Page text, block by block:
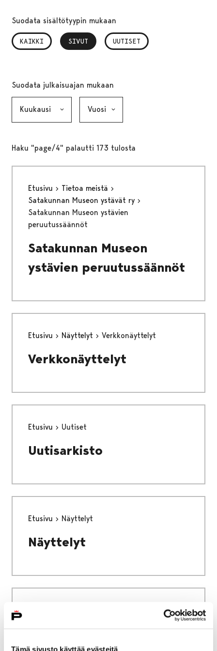
Tämä sivusto käyttää evästeitä
Suodata sisältötyypin mukaan
KAIKKI SIVUT
, VALITTU UUTISET
Suodata julkaisuajan mukaan
Haku "page/4" palautti 173 tulosta
Etusivu
Tietoa meistä
Satakunnan Museon ystävät ry
Satakunnan Museon ystävien
peruutussäännöt
Satakunnan Museon
ystävien peruutussäännöt
Etusivu Näyttelyt Verkkonäyttelyt
Verkkonäyttelyt
Etusivu Uutiset
Uutisarkisto
Etusivu Näyttelyt
Näyttelyt
Etusivu